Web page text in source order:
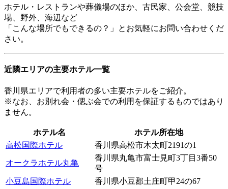
ホテル・レストランや葬儀場のほか、古民家、公会堂、競技
場、野外、海辺など
「こんな場所でもできるの？」とお気軽にお問い合わせくだ
さい。
近隣エリアの主要ホテル一覧
香川県エリアで利用者の多い主要ホテルをご紹介。
※なお、お別れ会・偲ぶ会での利用を保証するものではあり
ません。
ホテル名
ホテル所在地
高松国際ホテル
香川県高松市木太町2191の1
オークラホテル丸亀
香川県丸亀市富士見町3丁目3番50
号
小豆島国際ホテル
香川県小豆郡土庄町甲24の67